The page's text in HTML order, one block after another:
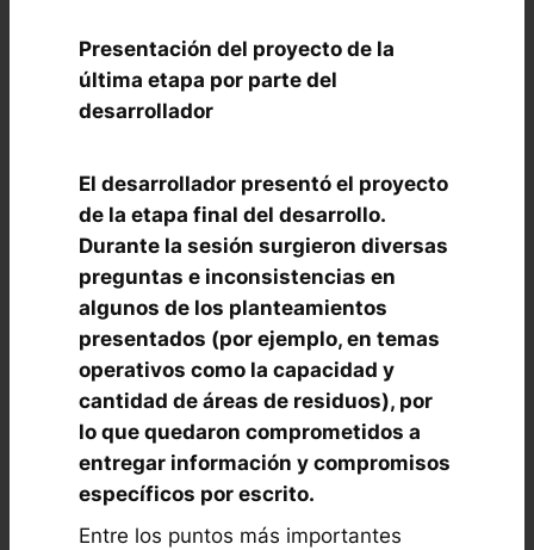
Presentación del proyecto de la
última etapa por parte del
desarrollador
El desarrollador presentó el proyecto
de la etapa final del desarrollo.
Durante la sesión surgieron diversas
preguntas e inconsistencias en
algunos de los planteamientos
presentados (por ejemplo, en temas
operativos como la capacidad y
cantidad de áreas de residuos), por
lo que quedaron comprometidos a
entregar información y compromisos
específicos por escrito.
Entre los puntos más importantes